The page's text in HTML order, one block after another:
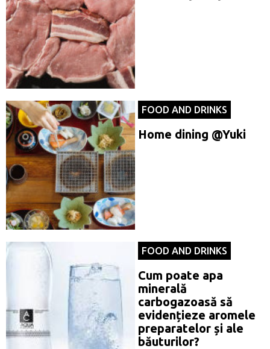
FOOD AND DRINKS
Home dining @Yuki
FOOD AND DRINKS
Cum poate apa
minerală
carbogazoasă să
evidențieze aromele
preparatelor și ale
băuturilor?